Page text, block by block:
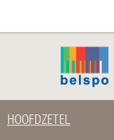
HOOFDZETEL